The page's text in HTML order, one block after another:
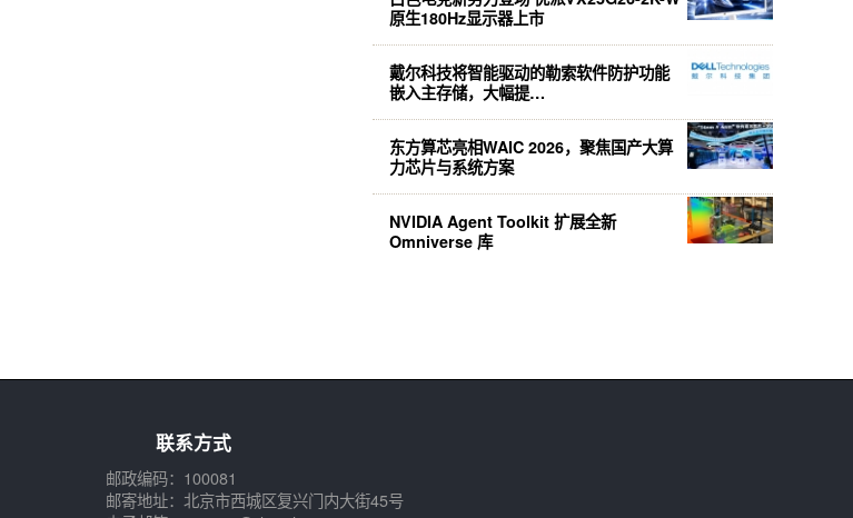
原生180Hz显示器上市
戴尔科技将智能驱动的勒索软件防护功能
嵌入主存储，大幅提…
东方算芯亮相WAIC 2026，聚焦国产大算
力芯片与系统方案
NVIDIA Agent Toolkit 扩展全新
Omniverse 库
联系方式
邮政编码：100081
邮寄地址：北京市西城区复兴门内大街45号